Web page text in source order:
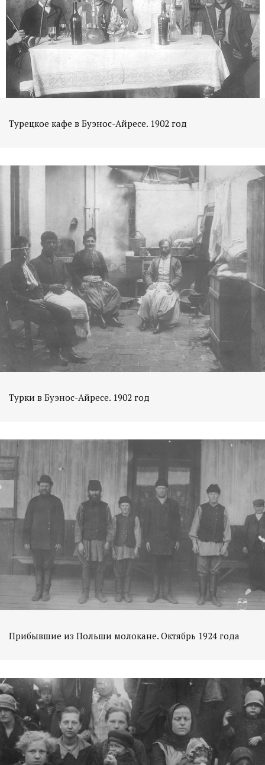
Турецкое кафе в Буэнос-Айресе. 1902 год
Турки в Буэнос-Айресе. 1902 год
Прибывшие из Польши молокане. Октябрь 1924 года